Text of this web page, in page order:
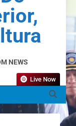
NEWS
Live Now